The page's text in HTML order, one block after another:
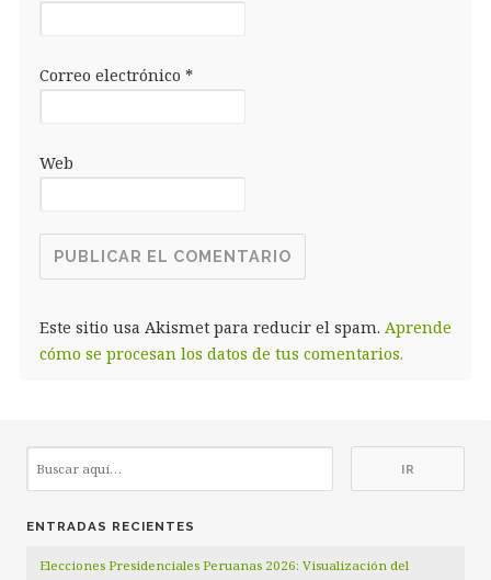
Correo electrónico *
Web
Este sitio usa Akismet para reducir el spam. Aprende
cómo se procesan los datos de tus comentarios.
ENTRADAS RECIENTES
Elecciones Presidenciales Peruanas 2026: Visualización del